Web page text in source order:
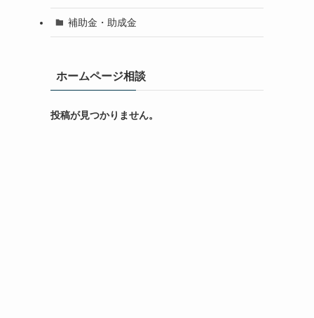
補助金・助成金
ホームページ相談
投稿が見つかりません。